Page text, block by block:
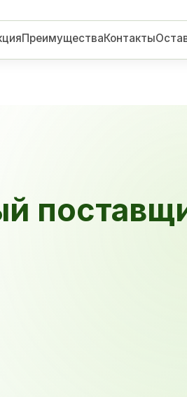
ПреимуществаКонтакты